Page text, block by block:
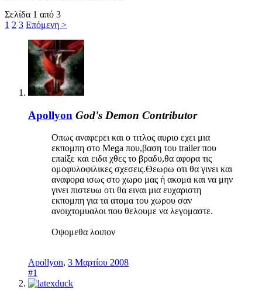
Σελίδα 1 από 3
1 2 3 Επόμενη >
Apollyon God's Demon Contributor
Οπως αναφερει και ο τιτλος αυριο εχει μια
εκπομπη στο Mega που,βαση του trailer που
επaiξε και ειδα χθες το βραδυ,θα αφορα τις
ομοφυλοφιλικες σχεσεις.Θεωρω οτι θα γινει και
αναφορα ισως στο χωρο μας ή ακομα και να μην
γινει πιστευω οτι θα ειναι μια ευχαριστη
εκπομπη για τα ατομα του χωρου σαν
ανοιχτομυαλοι που θελουμε να λεγομαστε.
Οψομεθα λοιπον
Apollyon, 3 Μαρτίου 2008
#1